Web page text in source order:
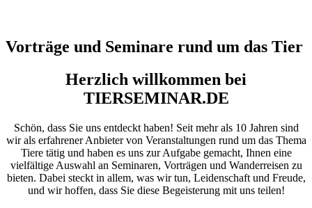
Vorträge und Seminare rund um das Tier
Herzlich willkommen bei
TIERSEMINAR.DE
Schön, dass Sie uns entdeckt haben! Seit mehr als 10 Jahren sind
wir als erfahrener Anbieter von Veranstaltungen rund um das Thema
Tiere tätig und haben es uns zur Aufgabe gemacht, Ihnen eine
vielfältige Auswahl an Seminaren, Vorträgen und Wanderreisen zu
bieten. Dabei steckt in allem, was wir tun, Leidenschaft und Freude,
und wir hoffen, dass Sie diese Begeisterung mit uns teilen!